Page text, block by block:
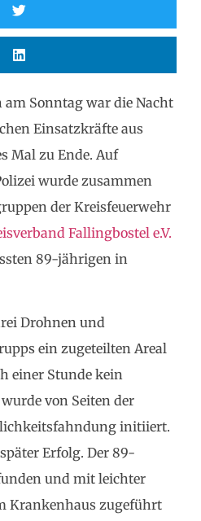
am Sonntag war die Nacht
Einsatzkräfte aus
Mal zu Ende. Auf
wurde zusammen
der Kreisfeuerwehr
Fallingbostel e.V.
89-jährigen in
Drohnen und
ein zugeteilten Areal
einer Stunde kein
von Seiten der
initiiert.
Erfolg. Der 89-
und mit leichter
Krankenhaus zugeführt